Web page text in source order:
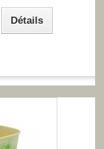
Détails